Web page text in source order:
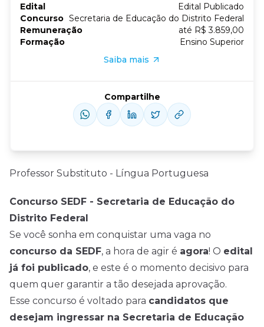
Professor Substituto - Língua Portuguesa
Concurso SEDF - Secretaria de Educação do
Distrito Federal
Se você sonha em conquistar uma vaga no
concurso da SEDF, a hora de agir é agora! O edital
já foi publicado, e este é o momento decisivo para
quem quer garantir a tão desejada aprovação.
Esse concurso é voltado para candidatos que
desejam ingressar na Secretaria de Educação
Edital
Edital Publicado
Concurso Secretaria de Educação do Distrito Federal
Remuneração
até R$ 3.859,00
Formação
Ensino Superior
Saiba mais
Compartilhe